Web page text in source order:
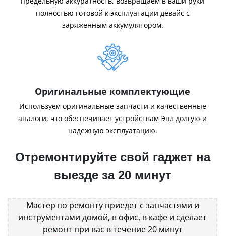
полностью готовой к эксплуатации девайс с
заряженным аккумулятором.
Оригинальные комплектующие
Используем оригинальные запчасти и качественные
аналоги, что обеспечивает устройствам Эпл долгую и
надежную эксплуатацию.
Отремонтируйте свой гаджет на
выезде за 20 минут
Мастер по ремонту приедет с запчастями и
инструментами домой, в офис, в кафе и сделает
ремонт при вас в течение 20 минут